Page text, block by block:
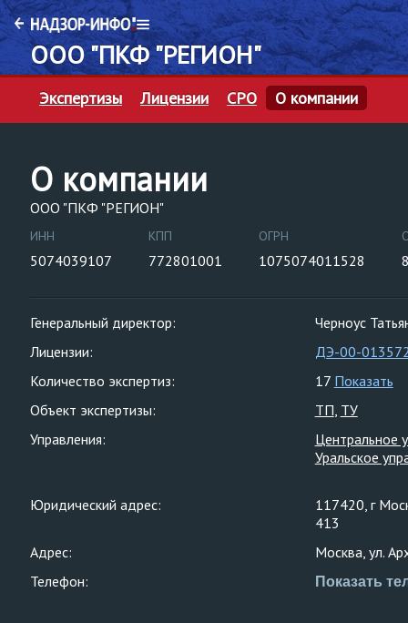
ООО "ПКФ "РЕГИОН"
Экспертизы Лицензии СРО О компании
О компании
ООО "ПКФ "РЕГИОН"
ИНН
5074039107
КПП
772801001
ОГРН
1075074011528
Генеральный директор:
Черноус
Лицензии:
ДЭ-00-
Количество экспертиз:
17 Показать
Объект экспертизы:
ТП ТУ
Управления:
Центральное
Уральское
Юридический адрес:
117420, г
413
Адрес:
Москва, ул.
Телефон:
Показать